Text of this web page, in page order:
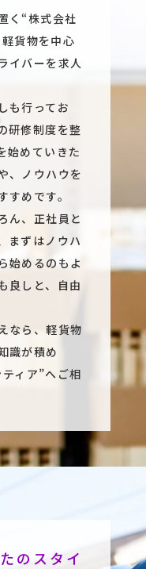
く“株式会社
貨物を中心
イバーを求人
も行ってお
研修制度を整
始めていきた
、ノウハウを
めです。
ん、正社員と
まずはノウハ
始めるのもよ
良しと、自由
なら、軽貨物
識が積め
ィア”へご相
のスタイ